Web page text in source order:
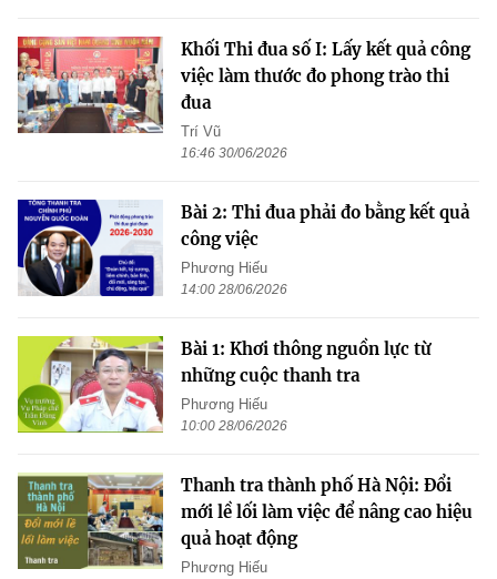
Khối Thi đua số I: Lấy kết quả công
việc làm thước đo phong trào thi
đua
Trí Vũ
16:46 30/06/2026
Bài 2: Thi đua phải đo bằng kết quả
công việc
Phương Hiếu
14:00 28/06/2026
Bài 1: Khơi thông nguồn lực từ
những cuộc thanh tra
Phương Hiếu
10:00 28/06/2026
Thanh tra thành phố Hà Nội: Đổi
mới lề lối làm việc để nâng cao hiệu
quả hoạt động
Phương Hiếu